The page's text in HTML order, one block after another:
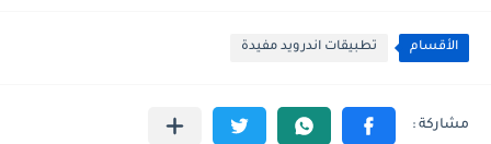
الأقسام تطبيقات اندرويد مفيدة